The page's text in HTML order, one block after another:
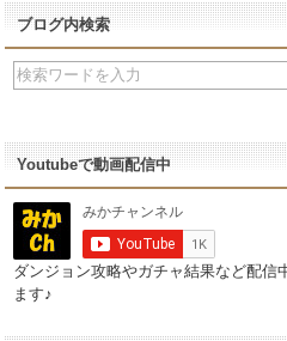
ブログ内検索
Youtubeで動画配信中
ダンジョン攻略やガチャ結果など配信
ます♪